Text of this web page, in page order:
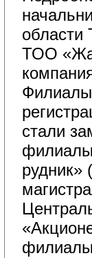
области
ТОО
стали
рудник»
филиалы